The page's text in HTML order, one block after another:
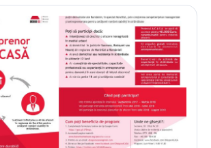
g
e
a
a
g
e
a
g
e